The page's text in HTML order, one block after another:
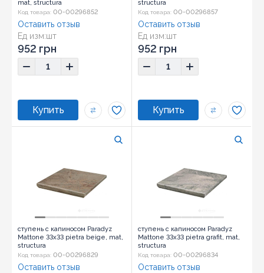
mat, structura
Код товара: 00-00296852
Ед изм:шт
Оставить отзыв
952 грн
structura
Код товара: 00-00296857
Ед изм:шт
Оставить отзыв
952 грн
ступень с капиносом Paradyz
Mattone 33x33 pietra beige, mat,
structura
Код товара: 00-00296829
Оставить отзыв
ступень с капиносом Paradyz
Mattone 33x33 pietra grafit, mat,
structura
Код товара: 00-00296834
Оставить отзыв